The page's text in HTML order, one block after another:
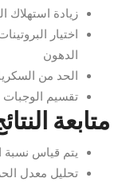
زيادة استهلاك
اختيار
الدهون
الحد من
تقسيم الوجبات
متابعة
يتم قياس
تحليل معدل